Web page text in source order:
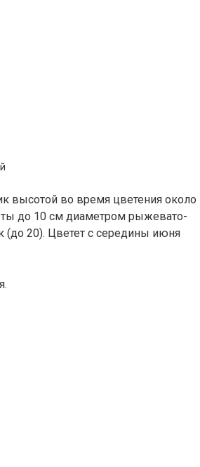
высотой во время цветения около
до 10 см диаметром рыжевато-
20). Цветет с середины июня